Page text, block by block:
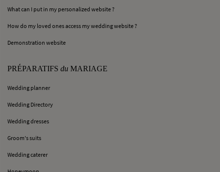
What can I put in my personalized website ?
How do my loved ones access my wedding website ?
Demonstration website
PRÉPARATIFS du MARIAGE
Wedding planner
Wedding Directory
Wedding dresses
Groom's suits
Wedding caterer